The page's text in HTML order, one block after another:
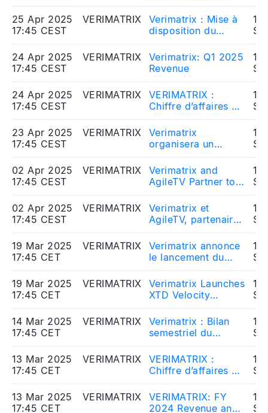
pour la Protection
des Applications
Document
25 Apr 2025
17:45 CEST
VERIMATRIX
Verimatrix : Mise à
disposition du
d’enregistrement
universel 2024
24 Apr 2025
17:45 CEST
VERIMATRIX
Verimatrix: Q1 2025
Revenue
24 Apr 2025
17:45 CEST
VERIMATRIX
VERIMATRIX :
Chiffre d’affaires du
23 Apr 2025
17:45 CEST
VERIMATRIX
Verimatrix
organisera un
cadre de la
publication du
chiffre d’affaires du
l’exercice 2025
02 Apr 2025
17:45 CEST
VERIMATRIX
Verimatrix and
AgileTV Partner to
Growing TVaaS
Solution
02 Apr 2025
17:45 CEST
VERIMATRIX
Verimatrix et
AgileTV, partenaires
solution TVaaS
sécurisée et
19 Mar 2025
17:45 CET
VERIMATRIX
Verimatrix annonce
le lancement du
Velocity Partner
Alliance pour
dynamiser son
commerciale à
l'échelle mondiale
19 Mar 2025
17:45 CET
VERIMATRIX
Verimatrix Launches
XTD Velocity
Accelerate Global
Channel Sales
14 Mar 2025
17:45 CET
VERIMATRIX
Verimatrix : Bilan
semestriel du
13 Mar 2025
17:45 CET
VERIMATRIX
VERIMATRIX :
Chiffre d’affaires et
l’exercice 2024
13 Mar 2025
17:45 CET
VERIMATRIX
VERIMATRIX: FY
2024 Revenue and